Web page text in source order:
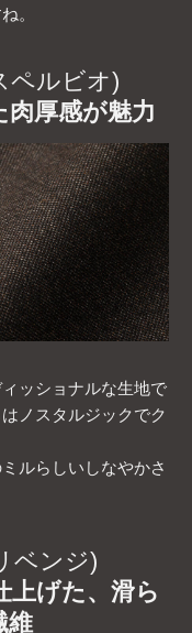
。
ペルビオ)
厚感が魅力
ッショナルな生地で
ノスタルジックでク
ルらしいしなやかさ
ベンジ)
上げた、滑ら
維